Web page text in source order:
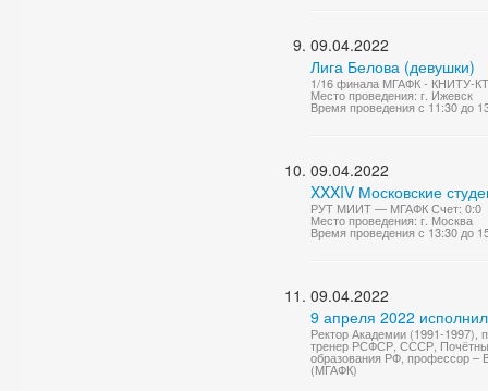
09.04.2022
Лига Белова (девушки)
1/16 финала МГАФК - КНИТУ-
Место проведения: г. Ижевск
Время проведения с 11:30 до
09.04.2022
XXXIV Московские
РУТ МИИТ — МГАФК Счет: 0:0
Место проведения: г. Москва
Время проведения с 13:30 до
09.04.2022
9 апреля 2022
Ректор Академии (1991-1997),
тренер РСФСР, СССР,
образования РФ, профессор –
(МГАФК)